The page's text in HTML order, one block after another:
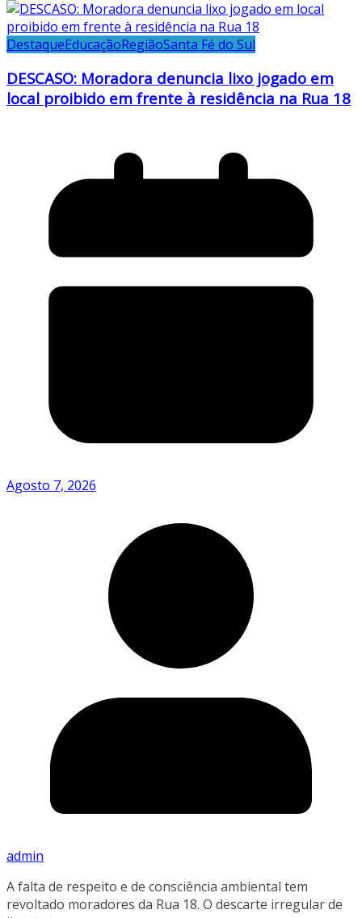
DestaqueEducaçãoRegiãoSanta Fé do Sul
DESCASO: Moradora denuncia lixo jogado em
local proibido em frente à residência na Rua 18
Agosto 7, 2026
admin
A falta de respeito e de consciência ambiental tem
revoltado moradores da Rua 18. O descarte irregular de